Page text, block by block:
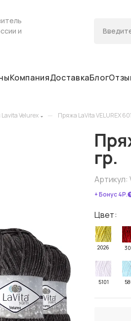
и
КомпанияДоставкаБлог
Velurex — Пряжа LaVita VELUREX
гр.
Артикул:
+ Бонус 4Р.
Цвет:
2026
5101